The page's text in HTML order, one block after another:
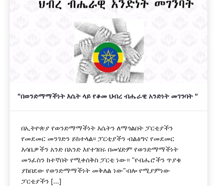
"በወንድማማችነት እሴት ላይ የቆመ ህብረ ብሔራዊ አንድነት መገንባት "
በኢትዮጵያ የወንድማማችነት እሴትን ለማጎልበት ፓርቲያችን
የመደመር መንገድን ይከተላል፡፡ ፓርቲያችን ብልፅግና የመደመር
እሳቤዎችን አንድ በአንድ እየተገበሩ በመሄድም የወንድማማችነት
መንፈስን ከተኛበት የሚቀሰቅስ ፓርቲ ነው። "የብሔሮችን ጥያቄ
ያከበደው የወንድማማችነት መቅለል ነው"ብሎ የሚያምነው
ፓርቲያችን [...]